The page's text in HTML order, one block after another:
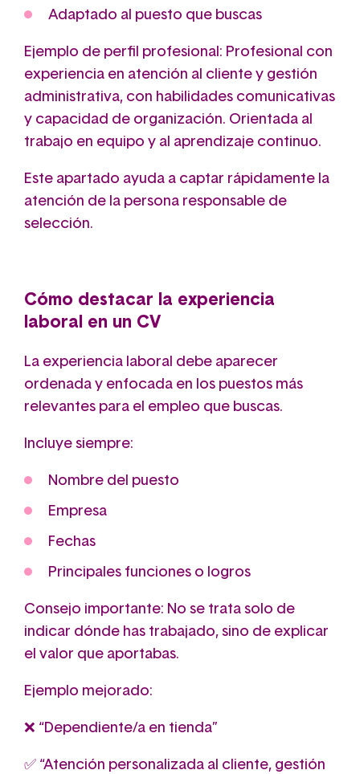
Adaptado al puesto que buscas
Ejemplo de perfil profesional: Profesional con
experiencia en atención al cliente y gestión
administrativa, con habilidades comunicativas
y capacidad de organización. Orientada al
trabajo en equipo y al aprendizaje continuo.
Este apartado ayuda a captar rápidamente la
atención de la persona responsable de
selección.
Cómo destacar la experiencia
laboral en un CV
La experiencia laboral debe aparecer
ordenada y enfocada en los puestos más
relevantes para el empleo que buscas.
Incluye siempre:
Nombre del puesto
Empresa
Fechas
Principales funciones o logros
Consejo importante: No se trata solo de
indicar dónde has trabajado, sino de explicar
el valor que aportabas.
Ejemplo mejorado:
❌ “Dependiente/a en tienda”
✅ “Atención personalizada al cliente, gestión